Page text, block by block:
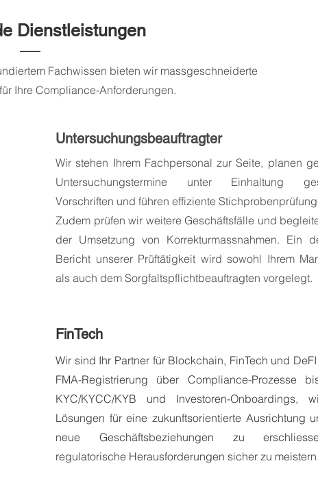
Dienstleistungen
Fachwissen bieten wir massgeschneiderte
Ihre Compliance-Anforderungen.
Untersuchungsbeauftragter
Wir stehen Ihrem Fachpersonal zur Seite, planen
Untersuchungstermine unter Einhaltung
Vorschriften und führen effiziente
Zudem prüfen wir weitere Geschäftsfälle und
der Umsetzung von Korrekturmassnahmen. Ein
Bericht unserer Prüftätigkeit wird sowohl Ihrem
als auch dem Sorgfaltspflichtbeauftragten vorgelegt.
FinTech
Wir sind Ihr Partner für Blockchain, FinTech und
FMA-Registrierung über Compliance-Prozesse
KYC/KYCC/KYB und Investoren-Onboardings,
Lösungen für eine zukunftsorientierte Ausrichtung
neue Geschäftsbeziehungen zu
regulatorische Herausforderungen sicher zu meistern.